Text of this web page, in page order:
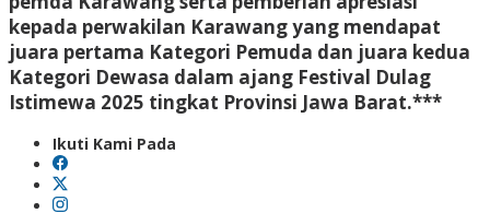
kepada perwakilan Karawang yang mendapat
juara pertama Kategori Pemuda dan juara kedua
Kategori Dewasa dalam ajang Festival Dulag
Istimewa 2025 tingkat Provinsi Jawa Barat.***
Ikuti Kami Pada